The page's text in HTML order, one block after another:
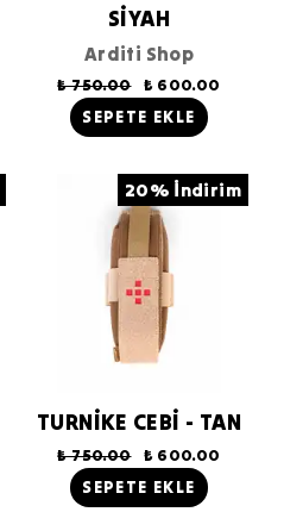
SİYAH
Arditi Shop
₺ 750.00 ₺ 600.00
SEPETE EKLE
20% İndirim
TURNİKE CEBİ - TAN
₺ 750.00 ₺ 600.00
SEPETE EKLE